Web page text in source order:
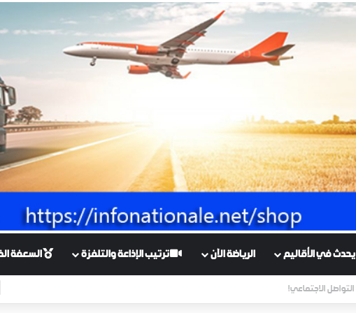
يحدث في الأقاليم الرياضة الآن ترتيب الإذاعة والتلفزة السعفة